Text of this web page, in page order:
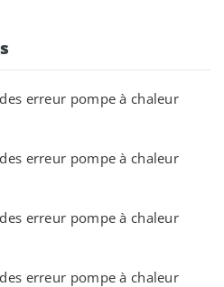
erreur pompe à chaleur
erreur pompe à chaleur
erreur pompe à chaleur
erreur pompe à chaleur